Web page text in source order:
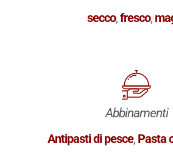
secco,fresco,
Abbinamenti
Antipasti di pesce, Pasta